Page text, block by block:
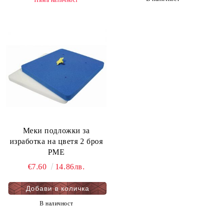
Меки подложки за
изработка на цветя 2 броя
PME
€7.60
14.86лв.
В наличност